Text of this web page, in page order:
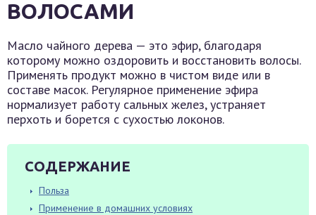
ВОЛОСАМИ
Масло чайного дерева — это эфир, благодаря
которому можно оздоровить и восстановить волосы.
Применять продукт можно в чистом виде или в
составе масок. Регулярное применение эфира
нормализует работу сальных желез, устраняет
перхоть и борется с сухостью локонов.
СОДЕРЖАНИЕ
Польза
Применение в домашних условиях